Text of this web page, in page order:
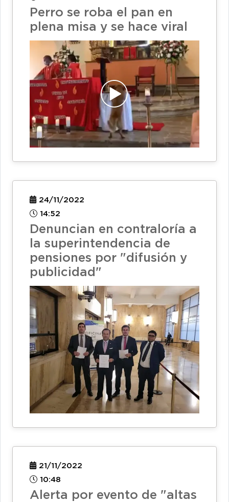
Perro se roba el pan en
plena misa y se hace viral
24/11/2022
14:52
Denuncian en contraloría a
la superintendencia de
pensiones por "difusión y
publicidad"
21/11/2022
10:48
Alerta por evento de "altas